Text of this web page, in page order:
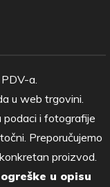
a.
u web trgovini.
podaci i fotografije
Preporučujemo
proizvod.
u opisu